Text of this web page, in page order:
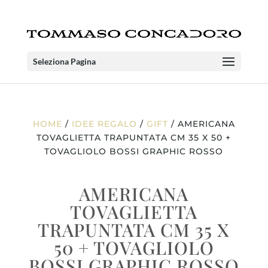
Seleziona Pagina
HOME / IDEE REGALO / GIFT / AMERICANA
TOVAGLIETTA TRAPUNTATA CM 35 X 50 +
TOVAGLIOLO BOSSI GRAPHIC ROSSO
AMERICANA
TOVAGLIETTA
TRAPUNTATA CM 35 X
50 + TOVAGLIOLO